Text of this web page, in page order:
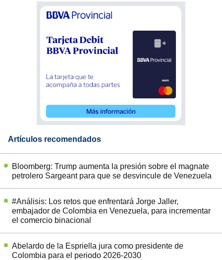
Artículos recomendados
Bloomberg: Trump aumenta la presión sobre el magnate
petrolero Sargeant para que se desvincule de Venezuela
#Análisis: Los retos que enfrentará Jorge Jaller,
embajador de Colombia en Venezuela, para incrementar
el comercio binacional
Abelardo de la Espriella jura como presidente de
Colombia para el periodo 2026-2030